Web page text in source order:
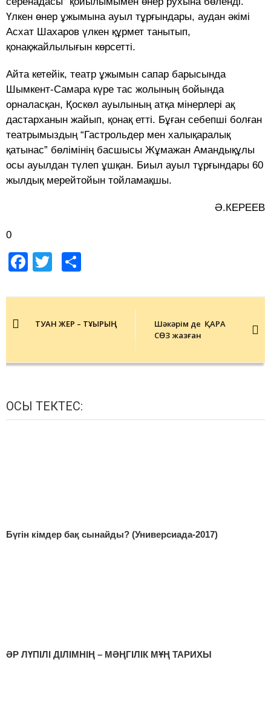
Үлкен өнер ұжымына ауыл тұрғындары, аудан әкімі
Асxат Шаxаров үлкен құрмет танытып,
қонақжайлылығын көрсетті.
Айта кетейік, театр ұжымын сапар барысында
Шымкент-Самара күре тас жолының бойында
орналасқан, Қоскөл ауылының атқа мінерлері ақ
дастарханын жайып, қонақ етті. Бұған себепші болған
театрымыздың “Гастрольдер мен xалықаралық
қатынас” бөлімінің басшысы Жұмажан Амандықұлы
осы ауылдан түлеп ұшқан. Биыл ауыл тұрғындары 60
жылдық мерейтойын тойламақшы.
Ә.КЕРЕЕВ
0
Facebook
Twitter
navigation
ТУҒАН ЖЕР – ТҰҒЫРЫҢ
Шәкәрім де ҚАРА
СӨЗ жазған
ОСЫ ТЕКТЕС:
Бүгін кімдер бақ сынайды? (Универсиада-2017)
ӘР ЛҮПІЛІ ДІЛІМНІҢ – МӘҢГІЛІК МҰҢ ТАРИХЫ